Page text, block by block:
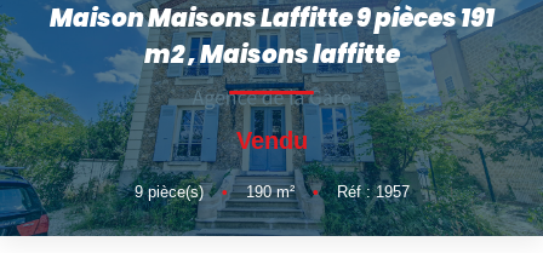
GESTION
BIENS VENDUS
NOS AGENCES
Maison Maisons Laffitte 9 pièces 191
m2,Maisons laffitte
Vendu
9pièce(s) • 190m² • Réf : 1957